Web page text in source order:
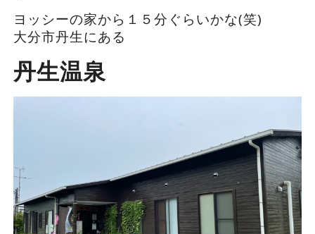
ヨッシーの家から１５分ぐらいかな(笑)
大分市丹生にある
丹生温泉